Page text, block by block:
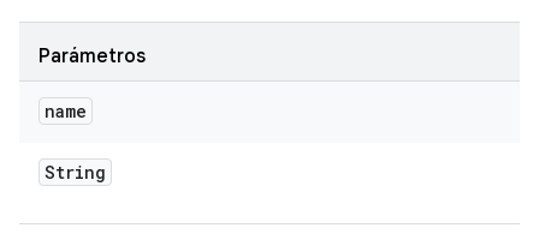
Parámetros
name
String